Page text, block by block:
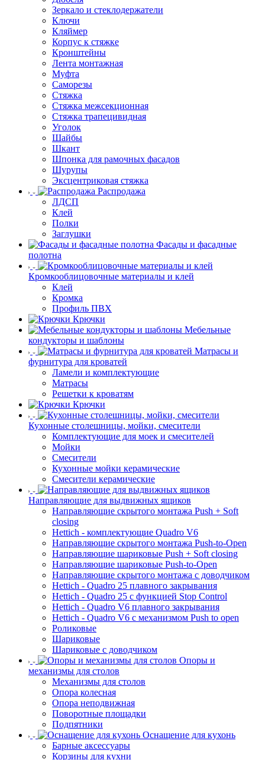
Зеркало и стеклодержатели
Ключи
Кляймер
Корпус к стяжке
Кронштейны
Лента монтажная
Муфта
Саморезы
Стяжка
Стяжка межсекционная
Стяжка трапецивидная
Уголок
Шайбы
Шкант
Шпонка для рамочных фасадов
Шурупы
Эксцентриковая стяжка
Распродажа
ЛДСП
Клей
Полки
Заглушки
Фасады и фасадные
полотна
Кромкооблицовочные материалы и клей
Клей
Кромка
Профиль ПВХ
Крючки
Мебельные
кондукторы и шаблоны
Матрасы и
фурнитура для кроватей
Ламели и комплектующие
Матрасы
Решетки к кроватям
Крючки
Кухонные столешницы, мойки, смесители
Комплектующие для моек и смесителей
Мойки
Смесители
Кухонные мойки керамические
Смесители керамические
Направляющие для выдвижных ящиков
Направляющие скрытого монтажа Push + Soft
closing
Hettich - комплектующие Quadro V6
Направляющие скрытого монтажа Push-to-Open
Направляющие шариковые Push + Soft closing
Направляющие шариковые Push-to-Open
Направляющие скрытого монтажа с доводчиком
Hettich - Quadro 25 плавного закрывания
Hettich - Quadro 25 с функцией Stop Control
Hettich - Quadro V6 плавного закрывания
Hettich - Quadro V6 с механизмом Push to open
Роликовые
Шариковые
Шариковые с доводчиком
Опоры и
механизмы для столов
Механизмы для столов
Опора колесная
Опора неподвижная
Поворотные площадки
Подпятники
Оснащение для кухонь
Барные аксессуары
Корзины для кухни